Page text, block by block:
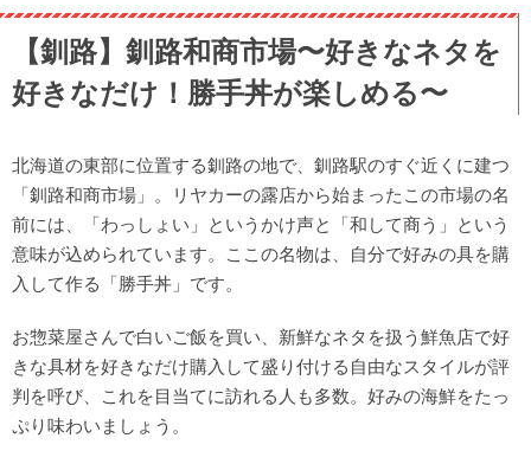
【釧路】釧路和商市場〜好きなネタを
好きなだけ！勝手丼が楽しめる〜
北海道の東部に位置する釧路の地で、釧路駅のすぐ近くに建つ
「釧路和商市場」。リヤカーの露店から始まったこの市場の名
前には、「わっしょい」というかけ声と「和して商う」という
意味が込められています。ここの名物は、自分で好みの具を購
入して作る「勝手丼」です。
お惣菜屋さんで白いご飯を買い、新鮮なネタを扱う鮮魚店で好
きな具材を好きなだけ購入して盛り付ける自由なスタイルが評
判を呼び、これを目当てに訪れる人も多数。好みの海鮮をたっ
ぷり味わいましょう。